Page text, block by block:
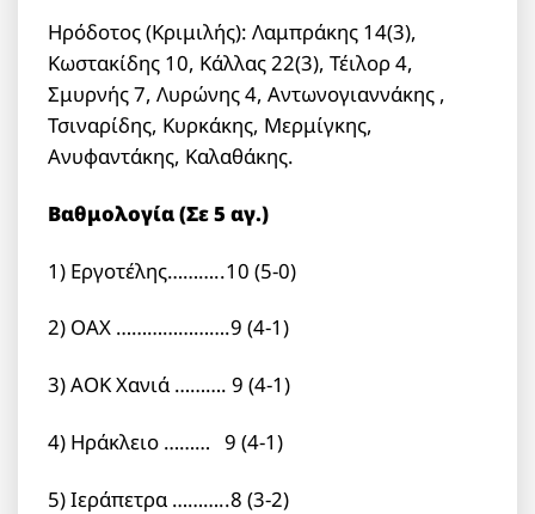
Ηρόδοτος (Κριμιλής): Λαμπράκης 14(3),
Κωστακίδης 10, Κάλλας 22(3), Τέιλορ 4,
Σμυρνής 7, Λυρώνης 4, Αντωνογιαννάκης ,
Τσιναρίδης, Κυρκάκης, Μερμίγκης,
Ανυφαντάκης, Καλαθάκης.
Βαθμολογία (Σε 5 αγ.)
1) Εργοτέλης………..10 (5-0)
2) ΟΑΧ ………………….9 (4-1)
3) ΑΟΚ Χανιά ………. 9 (4-1)
4) Ηράκλειο ……… 9 (4-1)
5) Ιεράπετρα ………..8 (3-2)